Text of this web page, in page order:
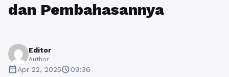
dan Pembahasannya
Editor
Author
calendar_todayApr 22, 2025schedule09:36